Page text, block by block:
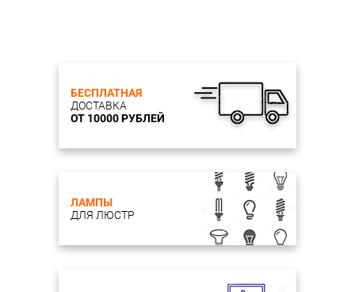
БЕСПЛАТНАЯ
ДОСТАВКА
ОТ 10000 РУБЛЕЙ
ЛАМПЫ
ДЛЯ ЛЮСТР